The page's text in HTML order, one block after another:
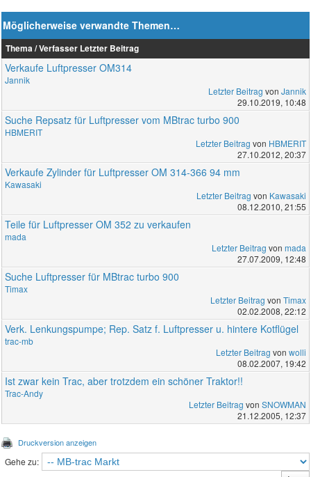
Möglicherweise verwandte Themen…
Thema / Verfasser Letzter Beitrag
Verkaufe Luftpresser OM314
Jannik
Letzter Beitrag von Jannik
29.10.2019, 10:48
Suche Repsatz für Luftpresser vom MBtrac turbo 900
HBMERIT
Letzter Beitrag von HBMERIT
27.10.2012, 20:37
Verkaufe Zylinder für Luftpresser OM 314-366 94 mm
Kawasaki
Letzter Beitrag von Kawasaki
08.12.2010, 21:55
Teile für Luftpresser OM 352 zu verkaufen
mada
Letzter Beitrag von mada
27.07.2009, 12:48
Suche Luftpresser für MBtrac turbo 900
Timax
Letzter Beitrag von Timax
02.02.2008, 22:12
Verk. Lenkungspumpe; Rep. Satz f. Luftpresser u. hintere Kotflügel
trac-mb
Letzter Beitrag von wolli
08.02.2007, 19:42
Ist zwar kein Trac, aber trotzdem ein schöner Traktor!!
Trac-Andy
Letzter Beitrag von SNOWMAN
21.12.2005, 12:37
Druckversion anzeigen
Gehe zu: